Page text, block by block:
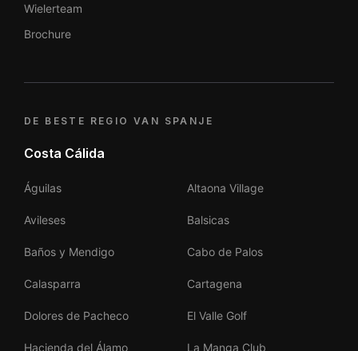
Wielerteam
Brochure
DE BESTE REGIO VAN SPANJE
Costa Cálida
Águilas Altaona Village
Avileses Balsicas
Baños y Mendigo Cabo de Palos
Calasparra Cartagena
Dolores de Pacheco El Valle Golf
Hacienda del Álamo La Manga Club